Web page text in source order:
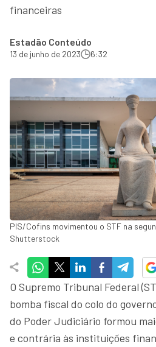
financeiras
Estadão Conteúdo
13 de junho de 2023 6:32
PIS/Cofins movimentou o STF na
Shutterstock
O Supremo Tribunal Federal
bomba fiscal do colo do
do Poder Judiciário formou
e contrária às instituições